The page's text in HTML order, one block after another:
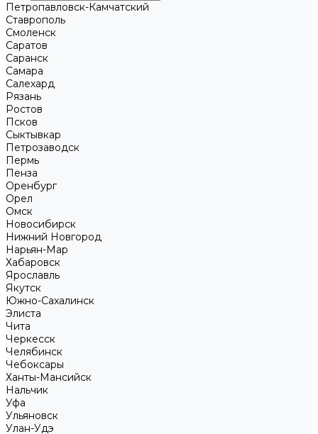
Петропавловск-Камчатский
Ставрополь
Смоленск
Саратов
Саранск
Самара
Салехард
Рязань
Ростов
Псков
Сыктывкар
Петрозаводск
Пермь
Пенза
Оренбург
Орел
Омск
Новосибирск
Нижний Новгород
Нарьян-Мар
Хабаровск
Ярославль
Якутск
Южно-Сахалинск
Элиста
Чита
Черкесск
Челябинск
Чебоксары
Ханты-Мансийск
Нальчик
Уфа
Ульяновск
Улан-Удэ